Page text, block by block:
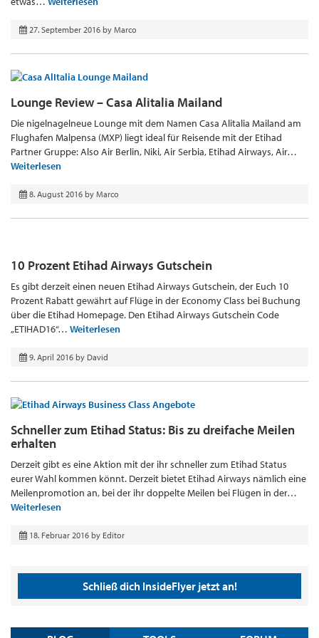
27. September 2016 by Marco
Lounge Review – Casa Alitalia Mailand
Die nigelnagelneue Lounge mit dem Namen Casa Alitalia Mailand am
Flughafen Malpensa (MXP) liegt ideal für Reisende mit der Etihad
Partner Gruppe: Also Air Berlin, Niki, Air Serbia, Etihad Airways, Air…
Weiterlesen
8. August 2016 by Marco
10 Prozent Etihad Airways Gutschein
Es gibt derzeit einen neuen Etihad Airways Gutschein, der Euch 10
Prozent Rabatt gewährt auf Flüge in der Economy Class bei Buchung
über die Etihad Homepage. Den Etihad Airways Gutschein Code
„ETIHAD16“… Weiterlesen
9. April 2016 by David
Schneller zum Etihad Status: Bis zu dreifache Meilen
erhalten
Derzeit gibt es eine Aktion mit der ihr schneller zum Etihad Status
eurer Wahl kommen könnt. Derzeit bietet Etihad Airways nämlich eine
Meilenpromotion an, bei der ihr doppelte Meilen bei Flügen in der…
Weiterlesen
18. Februar 2016 by Editor
Schließ dich InsideFlyer jetzt an!